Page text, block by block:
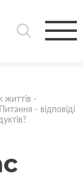
життів -
Питання - відповіді